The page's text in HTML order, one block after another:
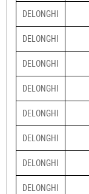
DELONGHI
DELONGHI
DELONGHI
DELONGHI
DELONGHI
DELONGHI
DELONGHI
DELONGHI